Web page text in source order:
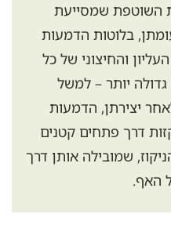
השוטפת שמסייעת
בלוטות הדמעות
והחיצוני של כל
יותר – למשל
יצירתן, הדמעות
דרך פתחים קטנים
שמובילה אותן דרך
האף.